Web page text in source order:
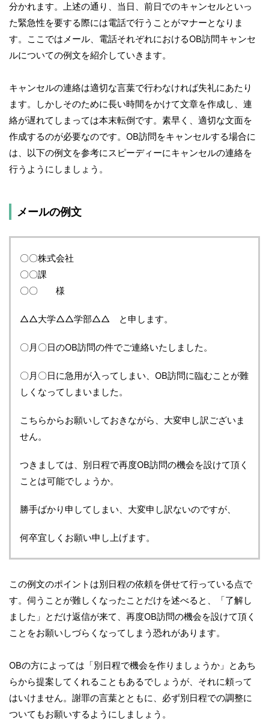
分かれます。上述の通り、当日、前日でのキャンセルといっ
た緊急性を要する際には電話で行うことがマナーとなりま
す。ここではメール、電話それぞれにおけるOB訪問キャンセ
ルについての例文を紹介していきます。
キャンセルの連絡は適切な言葉で行わなければ失礼にあたり
ます。しかしそのために長い時間をかけて文章を作成し、連
絡が遅れてしまっては本末転倒です。素早く、適切な文面を
作成するのが必要なのです。OB訪問をキャンセルする場合に
は、以下の例文を参考にスピーディーにキャンセルの連絡を
行うようにしましょう。
メールの例文
〇〇株式会社
〇〇課
〇〇 様
△△大学△△学部△△ と申します。
〇月〇日のOB訪問の件でご連絡いたしました。
〇月〇日に急用が入ってしまい、OB訪問に臨むことが難
しくなってしまいました。
こちらからお願いしておきながら、大変申し訳ございま
せん。
つきましては、別日程で再度OB訪問の機会を設けて頂く
ことは可能でしょうか。
勝手ばかり申してしまい、大変申し訳ないのですが、
何卒宜しくお願い申し上げます。
この例文のポイントは別日程の依頼を併せて行っている点で
す。伺うことが難しくなったことだけを述べると、「了解し
ました」とだけ返信が来て、再度OB訪問の機会を設けて頂く
ことをお願いしづらくなってしまう恐れがあります。
OBの方によっては「別日程で機会を作りましょうか」とあち
らから提案してくれることもあるでしょうが、それに頼って
はいけません。謝罪の言葉とともに、必ず別日程での調整に
ついてもお願いするようにしましょう。